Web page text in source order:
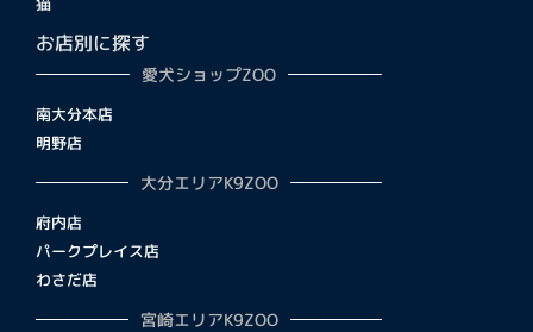
お店別に探す
愛犬ショップZOO
南大分本店
明野店
大分エリアK9ZOO
府内店
パークプレイス店
わさだ店
宮崎エリアK9ZOO